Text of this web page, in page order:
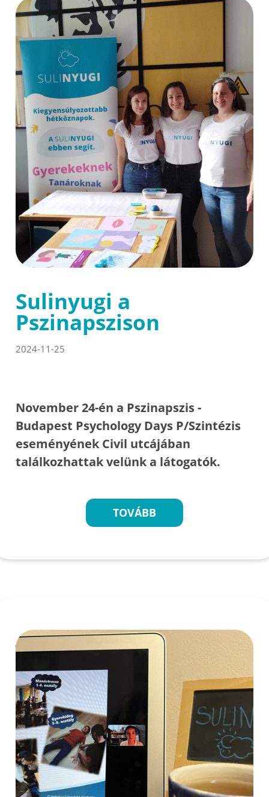
Sulinyugi a
Pszinapszison
2024-11-25
November 24-én a Pszinapszis -
Budapest Psychology Days P/Szintézis
eseményének Civil utcájában
találkozhattak velünk a látogatók.
TOVÁBB